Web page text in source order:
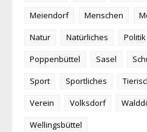
Meiendorf
Menschen
Natur
Natürliches Politik
Poppenbüttel
Sasel
Sport
Sportliches
Verein
Volksdorf
Wellingsbüttel